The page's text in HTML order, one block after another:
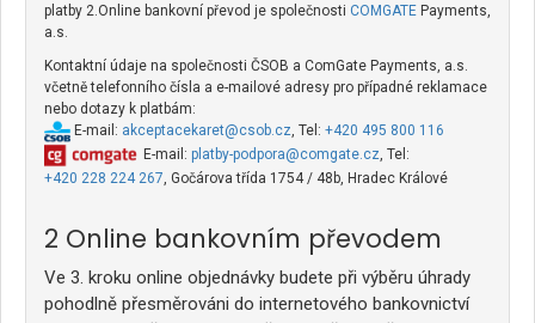
platby 2.Online bankovní převod je společnosti COMGATE Payments,
a.s.
Kontaktní údaje na společnosti ČSOB a ComGate Payments, a.s.
včetně telefonního čísla a e-mailové adresy pro případné reklamace
nebo dotazy k platbám:
E-mail: akceptacekaret@csob.cz, Tel:+420 495 800 116
E-mail: platby-podpora@comgate.cz, Tel:
+420 228 224 267, Gočárova třída 1754 / 48b, Hradec Králové
Online bankovním převodem
Ve 3. kroku online objednávky budete při výběru úhrady
pohodlně přesměrováni do internetového bankovnictví